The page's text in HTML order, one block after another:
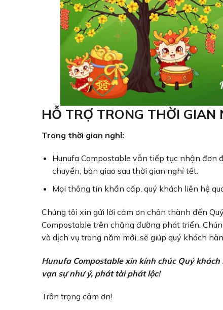
HỖ TRỢ TRONG THỜI GIAN
Trong thời gian nghỉ:
Hunufa Compostable vẫn tiếp tục nhận đơn
chuyển, bàn giao sau thời gian nghỉ tết.
Mọi thông tin khẩn cấp, quý khách liên hệ
Chúng tôi xin gửi lời cảm ơn chân thành đến
Compostable trên chặng đường phát triển.
và dịch vụ trong năm mới, sẽ giúp quý khách
Hunufa Compostable xin kính chúc Quý
vạn sự như ý, phát tài phát lộc!
Trân trọng cảm ơn!